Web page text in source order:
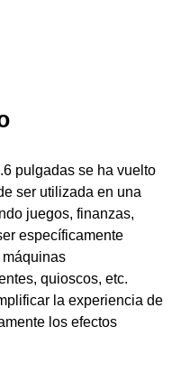
pulgadas se ha vuelto
ser utilizada en una
juegos, finanzas,
específicamente
quioscos, etc.
la experiencia de
los efectos